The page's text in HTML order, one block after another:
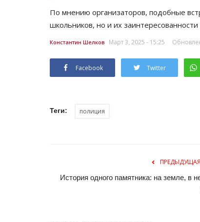
По мнению организаторов, подобные
школьников, но и их
Константин Шелков Март 3, 2025 - 15:25
Facebook Twitter
Теги: полиция
История одного памятника: на земле, в